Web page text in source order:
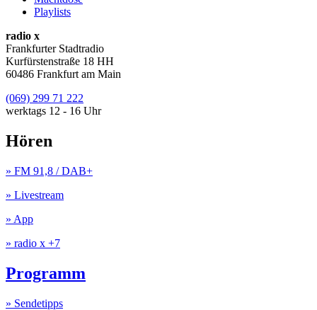
Playlists
radio x
Frankfurter Stadtradio
Kurfürstenstraße 18 HH
60486 Frankfurt am Main
(069) 299 71 222
werktags 12 - 16 Uhr
Hören
» FM 91,8 / DAB+
» Livestream
» App
» radio x +7
Programm
» Sendetipps